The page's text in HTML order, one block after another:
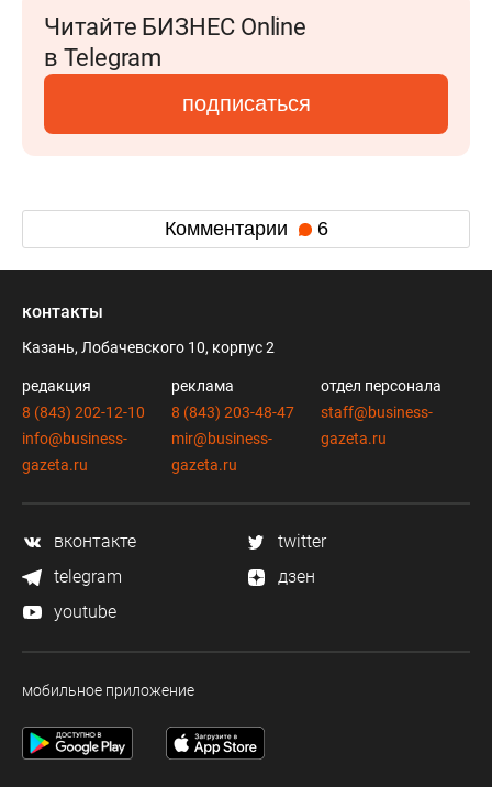
Читайте БИЗНЕС Online
в Telegram
подписаться
Комментарии 6
контакты
Казань, Лобачевского 10, корпус 2
редакция
8 (843) 202-12-10
info@business-
gazeta.ru
реклама
8 (843) 203-48-47
mir@business-
gazeta.ru
отдел персонала
staff@business-
gazeta.ru
вконтакте
twitter
telegram
дзен
youtube
мобильное приложение